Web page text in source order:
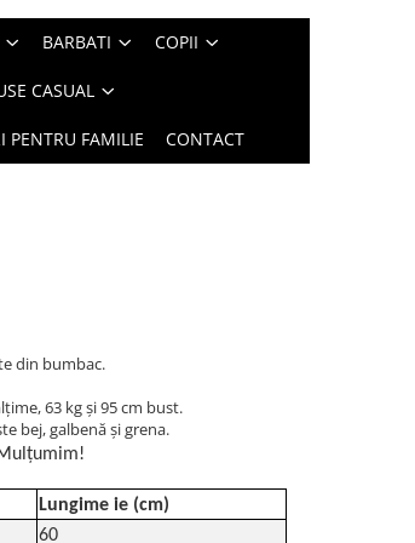
BARBATI COPII
CASUAL
PENTRU FAMILIE CONTACT
din bumbac.
63 kg și 95 cm bust.
bej, galbenă și grena.
Lungime ie (cm)
60